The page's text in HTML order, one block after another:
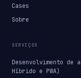
Cases
Sobre
SERVIÇOS
Desenvolvimento
Híbrido e PWA)